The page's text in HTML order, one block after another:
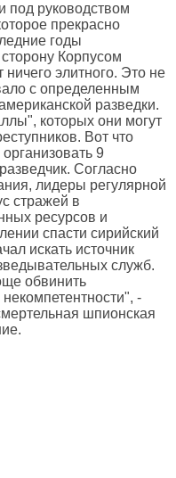
под руководством
прекрасно
годы
Корпусом
элитного. Это не
с определенным
разведки.
которых они могут
Вот что
9
Согласно
лидеры регулярной
стражей в
ресурсов и
спасти сирийский
искать источник
служб.
обвинить
-
шпионская